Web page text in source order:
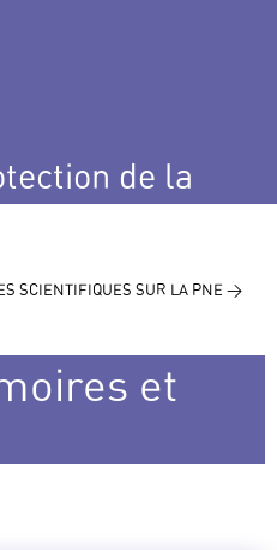
de la
SCIENTIFIQUES SUR LA PNE >
et